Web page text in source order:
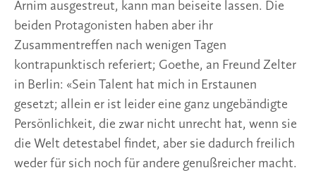
Arnim ausgestreut, kann man beiseite lassen. Die
beiden Protagonisten haben aber ihr
Zusammentreffen nach wenigen Tagen
kontrapunktisch referiert; Goethe, an Freund Zelter
in Berlin: «Sein Talent hat mich in Erstaunen
gesetzt; allein er ist leider eine ganz ungebändigte
Persönlichkeit, die zwar nicht unrecht hat, wenn sie
die Welt detestabel findet, aber sie dadurch freilich
weder für sich noch für andere genußreicher macht.